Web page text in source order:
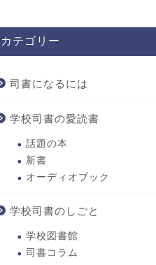
カテゴリー
司書になるには
学校司書の愛読書
話題の本
新書
オーディオブック
学校司書のしごと
学校図書館
司書コラム